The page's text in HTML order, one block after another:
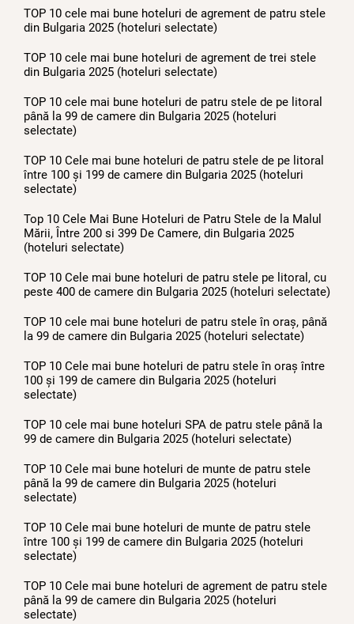
TOP 10 cele mai bune hoteluri de agrement de patru stele
din Bulgaria 2025 (hoteluri selectate)
TOP 10 cele mai bune hoteluri de agrement de trei stele
din Bulgaria 2025 (hoteluri selectate)
TOP 10 cele mai bune hoteluri de patru stele de pe litoral
până la 99 de camere din Bulgaria 2025 (hoteluri
selectate)
TOP 10 Cele mai bune hoteluri de patru stele de pe litoral
între 100 și 199 de camere din Bulgaria 2025 (hoteluri
selectate)
Top 10 Cele Mai Bune Hoteluri de Patru Stele de la Malul
Mării, Între 200 si 399 De Camere, din Bulgaria 2025
(hoteluri selectate)
TOP 10 Cele mai bune hoteluri de patru stele pe litoral, cu
peste 400 de camere din Bulgaria 2025 (hoteluri selectate)
TOP 10 cele mai bune hoteluri de patru stele în oraș, până
la 99 de camere din Bulgaria 2025 (hoteluri selectate)
TOP 10 Cele mai bune hoteluri de patru stele în oraș între
100 și 199 de camere din Bulgaria 2025 (hoteluri
selectate)
TOP 10 cele mai bune hoteluri SPA de patru stele până la
99 de camere din Bulgaria 2025 (hoteluri selectate)
TOP 10 Cele mai bune hoteluri de munte de patru stele
până la 99 de camere din Bulgaria 2025 (hoteluri
selectate)
TOP 10 Cele mai bune hoteluri de munte de patru stele
între 100 și 199 de camere din Bulgaria 2025 (hoteluri
selectate)
TOP 10 Cele mai bune hoteluri de agrement de patru stele
până la 99 de camere din Bulgaria 2025 (hoteluri
selectate)